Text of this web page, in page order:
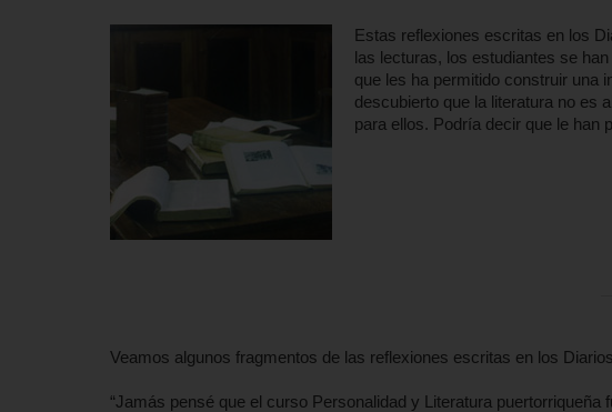
Estas reflexiones escritas en los
las lecturas, los estudiantes se
que les ha permitido construir una
descubierto que la literatura no es
para ellos. Podría decir que le han
Veamos algunos fragmentos de las reflexiones escritas en los
“Jamás pensé que el curso Personalidad y Literatura